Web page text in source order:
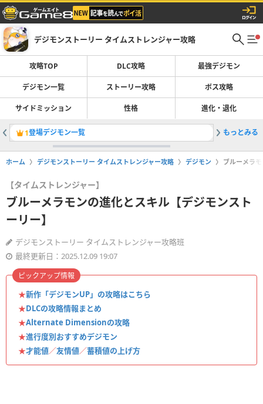
デジモンストーリー タイムストレンジャー攻略
攻略TOP DLC攻略 最強デジモン
デジモン一覧 ストーリー攻略 ボス攻略
サイドミッション 性格 進化・退化
1登場デジモン一覧 2最強デ
もっとみる
ホーム デジモンストーリー タイムストレンジャー攻略 デジモン ブルーメラ
【タイムストレンジャー】
ブルーメラモンの進化とスキル【デジモンスト
ーリー】
デジモンストーリー タイムストレンジャー攻略班
最終更新日：2025.12.09 19:07
★新作「デジモンUP」の攻略はこちら
★DLCの攻略情報まとめ
★Alternate Dimensionの攻略
★進行度別おすすめデジモン
★才能値／友情値／蓄積値の上げ方
ピックアップ情報